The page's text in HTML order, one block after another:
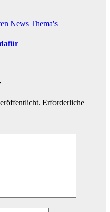
News Thema's
Erforderliche